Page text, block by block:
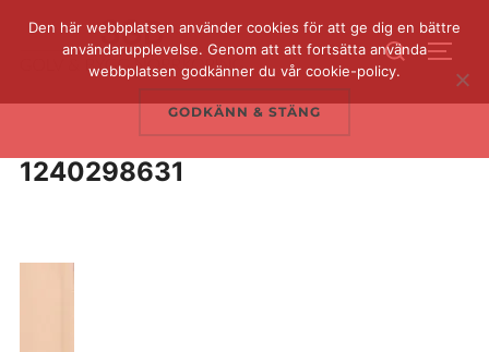
Sök
efter:
1240298631
Den här webbplatsen använder cookies för att ge dig en bättre
användarupplevelse. Genom att att fortsätta använda
webbplatsen godkänner du vår cookie-policy.
GODKÄNN & STÄNG